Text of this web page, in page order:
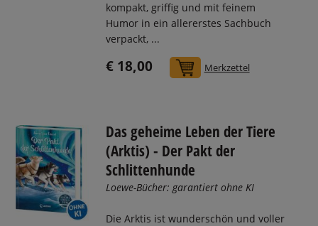
kompakt, griffig und mit feinem
Humor in ein allererstes Sachbuch
verpackt, ...
€ 18,00 In den Warenkorb
Merkzettel
Das geheime Leben der Tiere
(Arktis) - Der Pakt der
Schlittenhunde
Loewe-Bücher: garantiert ohne KI
Die Arktis ist wunderschön und voller